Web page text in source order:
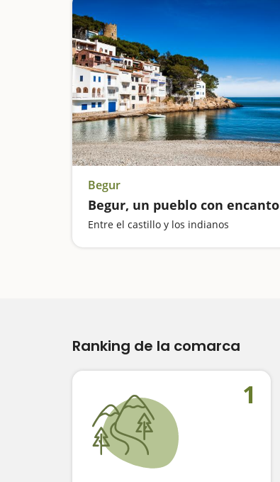
Begur
Begur, un pueblo con encanto
Entre el castillo y los indianos
Ranking de la comarca
1